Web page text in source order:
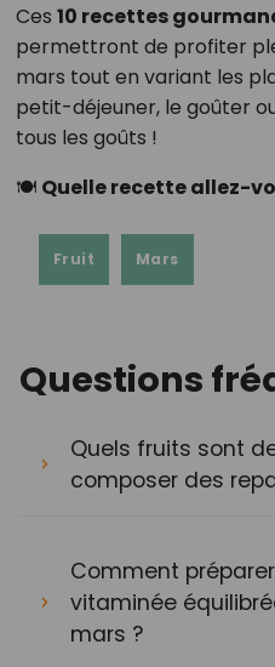
Ces 10 recettes
permettront de profiter
mars tout en variant les
petit-déjeuner, le goûter
tous les goûts !
🍽 Quelle recette allez-
Fruit Mars
Questions
Quels fruits sont
composer des
Comment
vitaminée
mars ?